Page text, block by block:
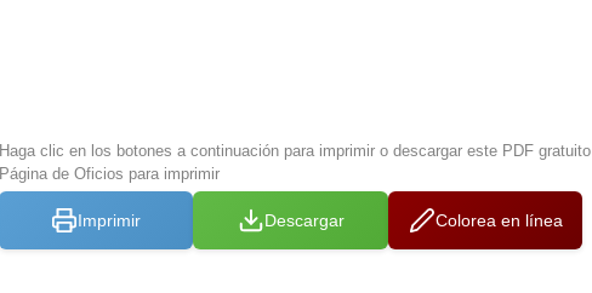
Haga clic en los botones a continuación para imprimir o descargar este PDF gratuito
Página de Oficios para imprimir
Imprimir Descargar Colorea en línea